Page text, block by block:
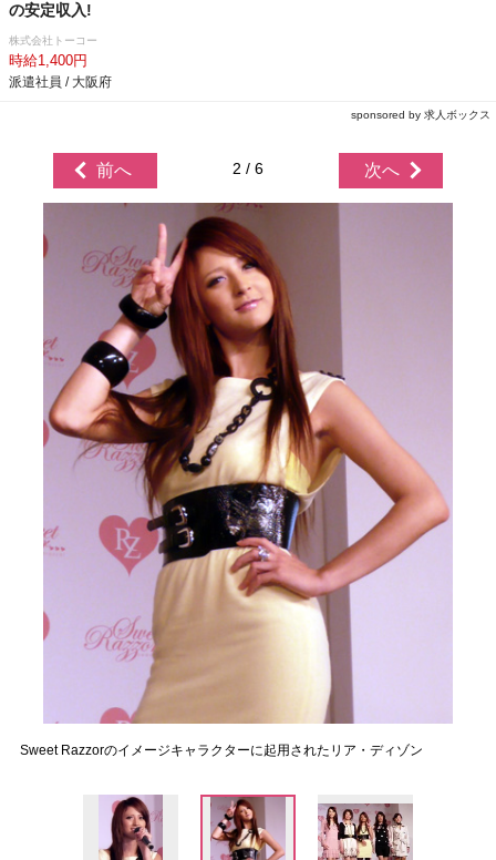
の安定収入!
株式会社トーコー
時給1,400円
派遣社員 / 大阪府
sponsored by 求人ボックス
前へ 2 / 6 次へ
Sweet Razzorのイメージキャラクターに起用されたリア・ディゾン